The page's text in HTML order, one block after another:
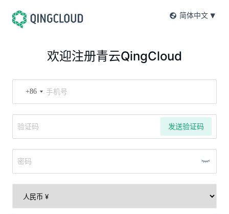
简体中文
欢迎注册青云QingCloud
+86
发送验证码